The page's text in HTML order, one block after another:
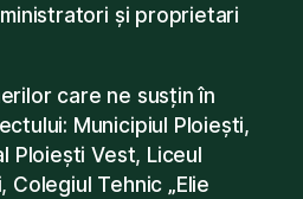
și proprietari
care ne susțin în
Municipiul Ploiești,
Ploiești Vest, Liceul
Colegiul Tehnic „Elie